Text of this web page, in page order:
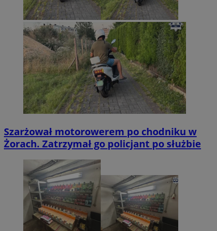
Szarżował motorowerem po chodniku w
Żorach. Zatrzymał go policjant po służbie